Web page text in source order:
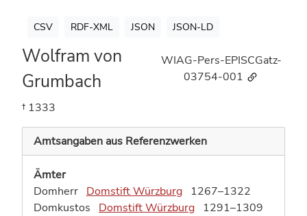
CSV RDF-XML JSON JSON-LD
Wolfram von
Grumbach
WIAG-Pers-EPISCGatz-
03754-001
† 1333
Amtsangaben aus Referenzwerken
Ämter
Domherr Domstift Würzburg
1267–1322
Domkustos
Domstift Würzburg
1291–1309